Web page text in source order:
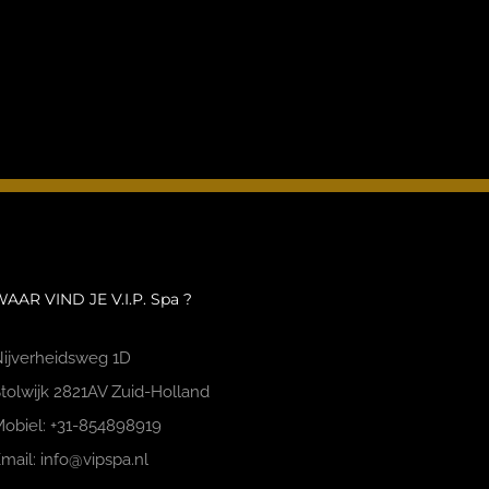
VIND JE V.I.P. Spa ?
1D
2821AV Zuid-Holland
+31-854898919
info@vipspa.nl